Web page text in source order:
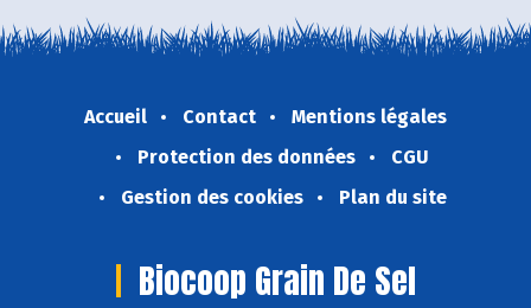
Accueil Contact
Mentions légales
Protection des données
CGU
Gestion des cookies
Plan du site
Biocoop Grain De Sel